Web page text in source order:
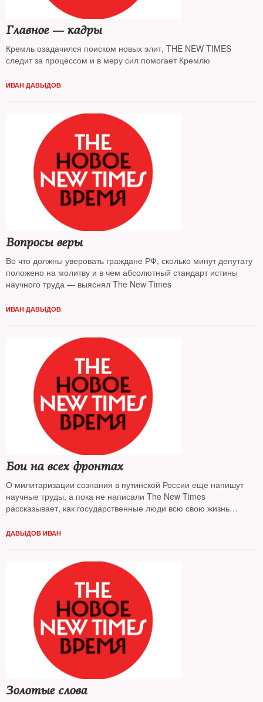
Главное — кадры
Кремль озадачился поиском новых элит, THE NEW TIMES
следит за процессом и в меру сил помогает Кремлю
ИВАН ДАВЫДОВ
Вопросы веры
Во что должны уверовать граждане РФ, сколько минут депутату
положено на молитву и в чем абсолютный стандарт истины
научного труда — выяснял The New Times
ИВАН ДАВЫДОВ
Бои на всех фронтах
О милитаризации сознания в путинской России еще напишут
научные труды, а пока не написали The New Times
рассказывает, как государственные люди всю свою жизнь
ДАВЫДОВ ИВАН
Золотые слова